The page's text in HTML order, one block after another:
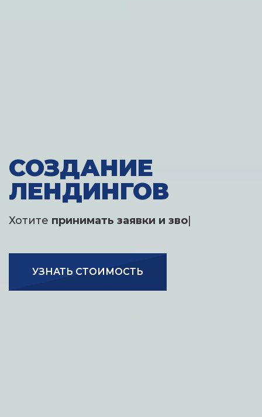
СОЗДАНИЕ
ЛЕНДИНГОВ
Хотите рекламировать ко |
УЗНАТЬ СТОИМОСТЬ